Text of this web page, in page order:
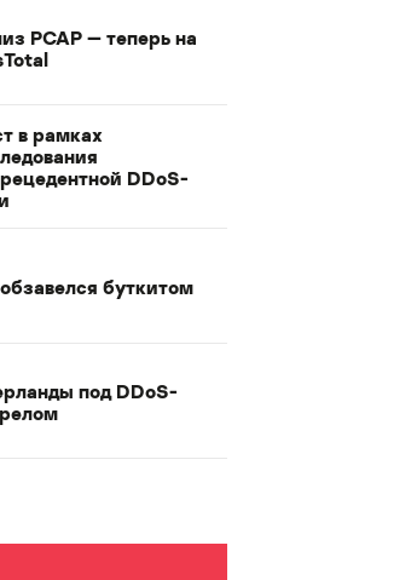
PCAP — теперь на
в рамках
DDoS-
буткитом
под DDoS-